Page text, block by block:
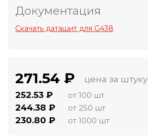
Документация
Скачать даташит для G438
271.54 ₽
цена за штуку
252.53 ₽
от 100 шт
244.38 ₽ от 250 шт
230.80 ₽ от 1000 шт